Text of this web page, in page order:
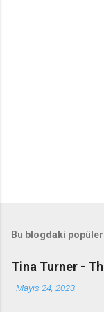
Bu blogdaki popüler
Tina Turner -
-Mayıs 24, 2023